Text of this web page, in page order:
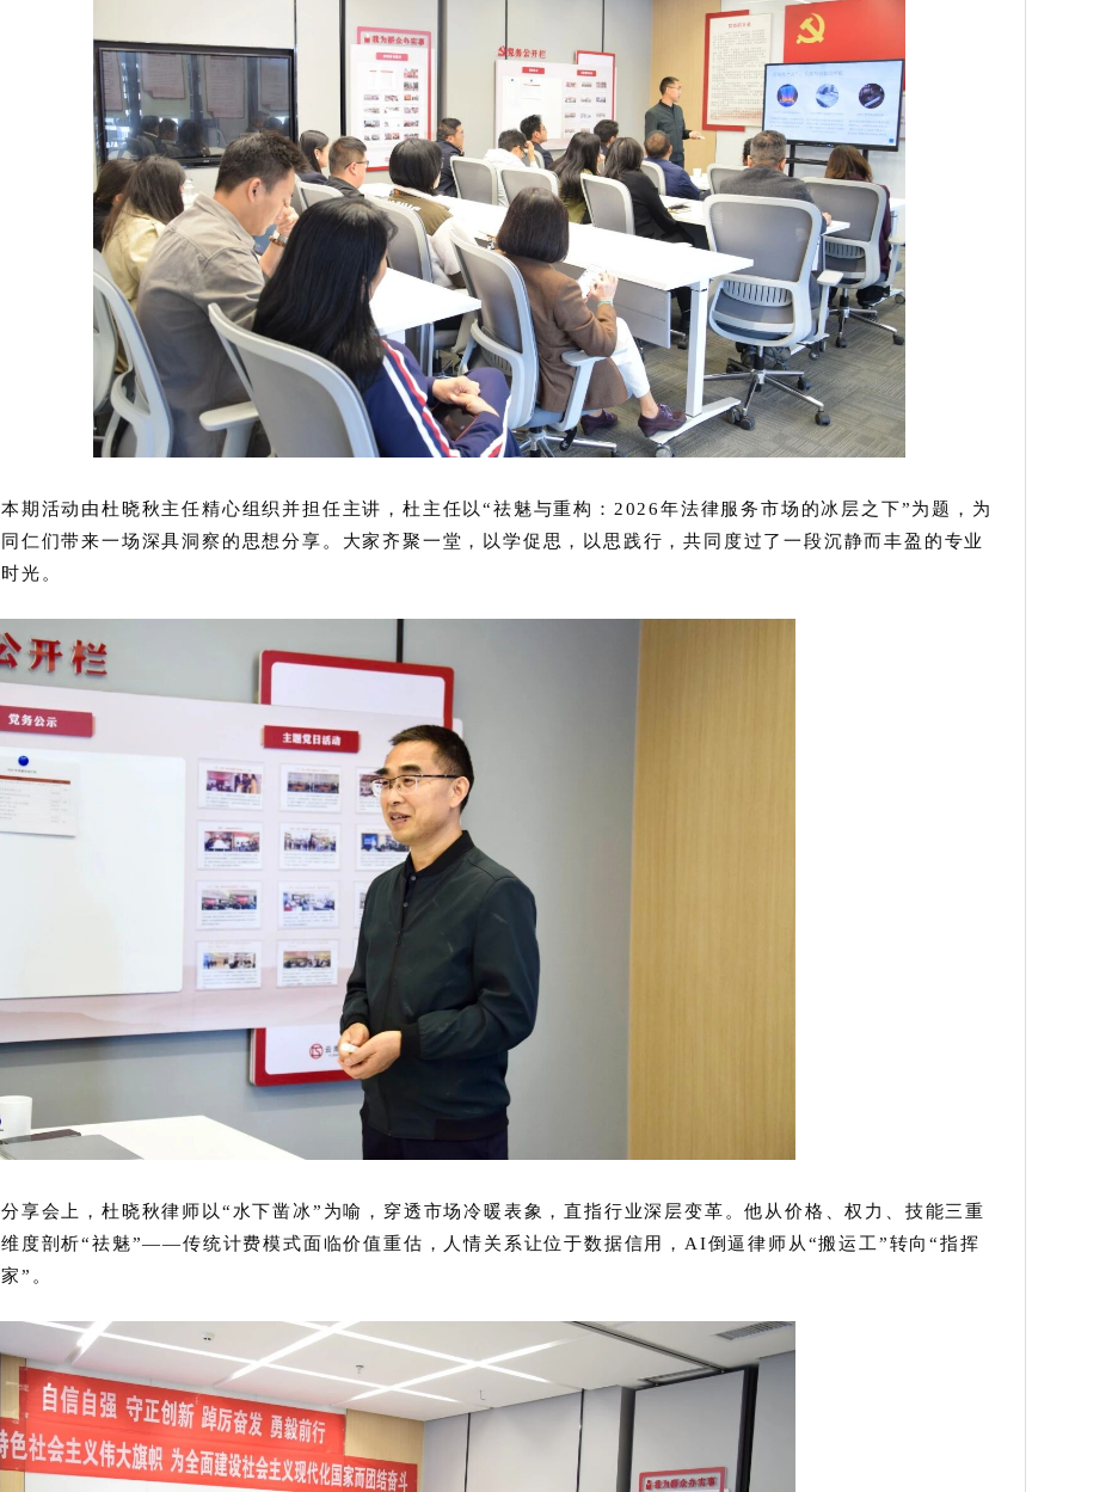
本期活动由杜晓秋主任精心组织并担任主讲，杜主任以“祛魅与重构：2026年法律服务市场的冰层之下”为题，为
同仁们带来一场深具洞察的思想分享。大家齐聚一堂，以学促思，以思践行，共同度过了一段沉静而丰盈的专业
时光。
分享会上， 杜晓秋律师以“水下凿冰”为喻，穿透市场冷暖表象，直指行业深层变革。他从价格、权力、技能三重
维度剖析“祛魅”——传统计费模式面临价值重估，人情关系让位于数据信用，AI倒逼律师从“搬运工”转向“指挥
家”。